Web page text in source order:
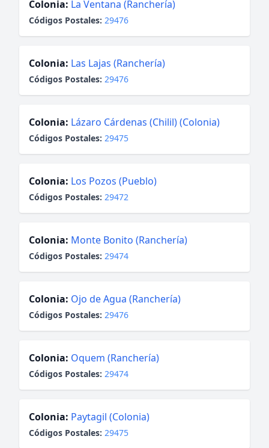
Colonia: La Ventana (Ranchería)
Códigos Postales: 29476
Colonia: Las Lajas (Ranchería)
Códigos Postales: 29476
Colonia: Lázaro Cárdenas (Chilil) (Colonia)
Códigos Postales: 29475
Colonia: Los Pozos (Pueblo)
Códigos Postales: 29472
Colonia: Monte Bonito (Ranchería)
Códigos Postales: 29474
Colonia: Ojo de Agua (Ranchería)
Códigos Postales: 29476
Colonia: Oquem (Ranchería)
Códigos Postales: 29474
Colonia: Paytagil (Colonia)
Códigos Postales: 29475